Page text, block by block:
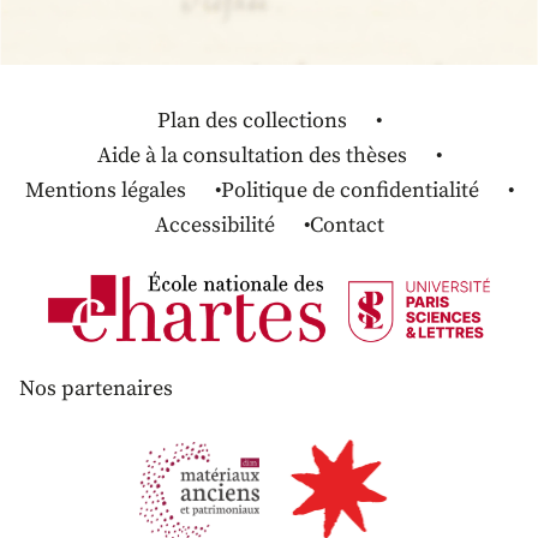
Plan des collections
Aide à la consultation des thèses
Mentions légales
Politique de confidentialité
Accessibilité
Contact
Nos partenaires